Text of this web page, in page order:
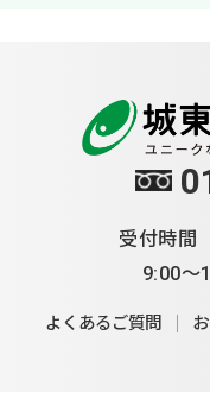
受付時間
9:00～
よくあるご質問